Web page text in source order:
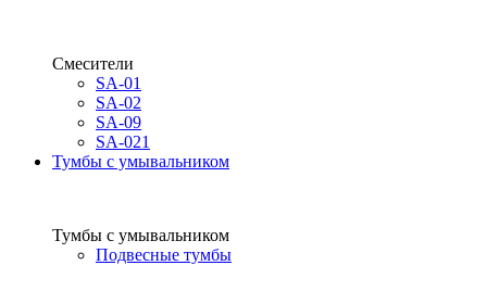
Смесители
SA-01
SA-02
SA-09
SA-021
Тумбы с умывальником
Тумбы с умывальником
Подвесные тумбы